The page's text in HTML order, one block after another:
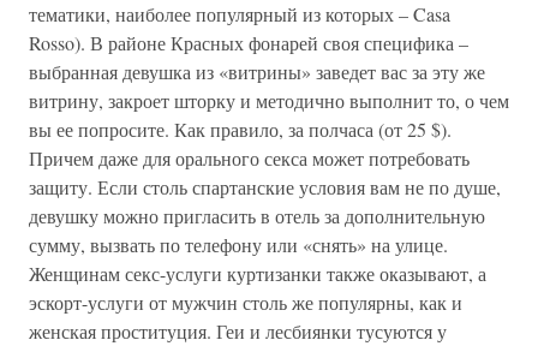
тематики, наиболее популярный из которых – Casa
Rosso). В районе Красных фонарей своя специфика –
выбранная девушка из «витрины» заведет вас за эту же
витрину, закроет шторку и методично выполнит то, о чем
вы ее попросите. Как правило, за полчаса (от 25 $).
Причем даже для орального секса может потребовать
защиту. Если столь спартанские условия вам не по душе,
девушку можно пригласить в отель за дополнительную
сумму, вызвать по телефону или «снять» на улице.
Женщинам секс-услуги куртизанки также оказывают, а
эскорт-услуги от мужчин столь же популярны, как и
женская проституция. Геи и лесбиянки тусуются у